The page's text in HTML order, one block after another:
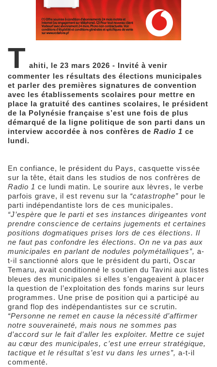
T ahiti, le 23 mars 2026 - Invité à venir
commenter les résultats des élections municipales
et parler des premières signatures de convention
avec les établissements scolaires pour mettre en
place la gratuité des cantines scolaires, le président
de la Polynésie française s’est une fois de plus
démarqué de la ligne politique de son parti dans un
interview accordée à nos confères de Radio 1 ce
lundi.
En confiance, le président du Pays, casquette vissée
sur la tête, était dans les studios de nos confrères de
Radio 1 ce lundi matin. Le sourire aux lèvres, le verbe
parfois grave, il est revenu sur la “catastrophe” pour le
parti indépendantiste lors de ces municipales.
“J’espère que le parti et ses instances dirigeantes vont
prendre conscience de certains jugements et certaines
positions dogmatiques prises lors de ces élections. Il
ne faut pas confondre les élections. On ne va pas aux
municipales en parlant de nodules polymétalliques”, a-
t-il sanctionné alors que le président du parti, Oscar
Temaru, avait conditionné le soutien du Tavini aux listes
bleues des municipales si elles s’engageaient à placer
la question de l’exploitation des fonds marins sur leurs
programmes. Une prise de position qui a participé au
grand flop des indépendantistes sur ce scrutin.
“Personne ne remet en cause la nécessité d’affirmer
notre souveraineté, mais nous ne sommes pas
d’accord sur le fait d’aller les exploiter. Mettre ce sujet
au cœur des municipales, c’est une erreur stratégique,
tactique et le résultat s’est vu dans les urnes”, a-t-il
commenté.